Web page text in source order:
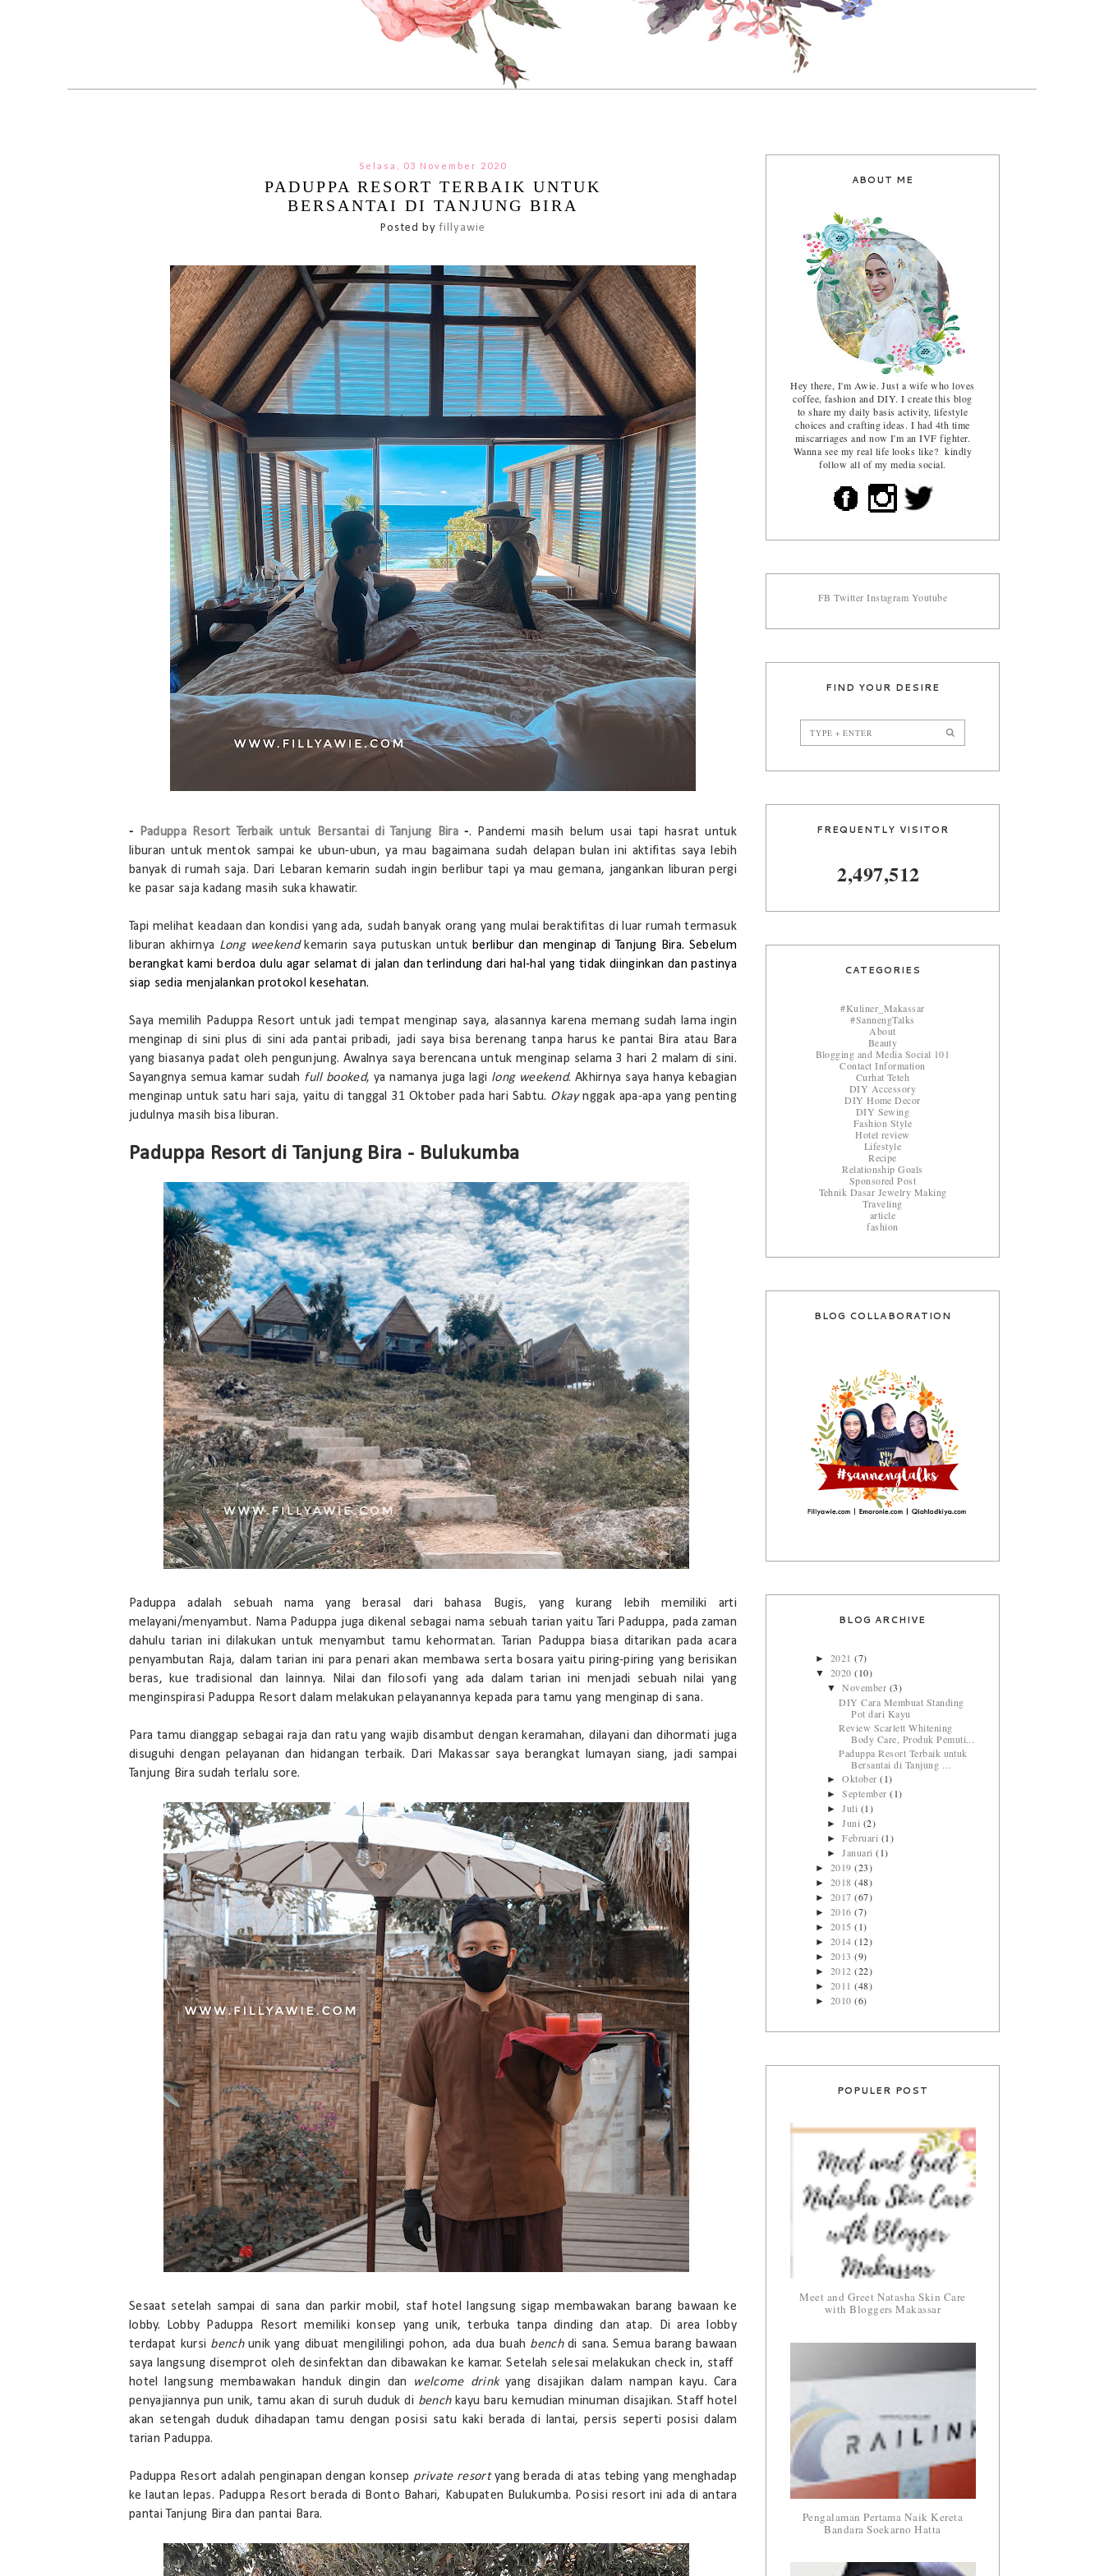
Selasa, 03 November 2020
PADUPPA RESORT TERBAIK UNTUK
BERSANTAI DI TANJUNG BIRA
Posted byfillyawie
- Paduppa Resort Terbaik untuk Bersantai di Tanjung Bira -. Pandemi masih belum usai tapi hasrat untuk
liburan untuk mentok sampai ke ubun-ubun, ya mau bagaimana sudah delapan bulan ini aktifitas saya lebih
banyak di rumah saja. Dari Lebaran kemarin sudah ingin berlibur tapi ya mau gemana, jangankan liburan pergi
ke pasar saja kadang masih suka khawatir.
Tapi melihat keadaan dan kondisi yang ada, sudah banyak orang yang mulai beraktifitas di luar rumah termasuk
liburan akhirnya Long weekendkemarin saya putuskan untukberlibur dan menginap di Tanjung Bira. Sebelum
berangkat kami berdoa dulu agar selamat di jalan dan terlindung dari hal-hal yang tidak diinginkan dan pastinya
siap sedia menjalankan protokol kesehatan.
Saya memilih Paduppa Resort untuk jadi tempat menginap saya, alasannya karena memang sudah lama ingin
menginap di sini plus di sini ada pantai pribadi, jadi saya bisa berenang tanpa harus ke pantai Bira atau Bara
yang biasanya padat oleh pengunjung. Awalnya saya berencana untuk menginap selama 3 hari 2 malam di sini.
Sayangnya semua kamar sudah full booked, ya namanya juga lagi long weekend. Akhirnya saya hanya kebagian
menginap untuk satu hari saja, yaitu di tanggal 31 Oktober pada hari Sabtu. Okaynggak apa-apa yang penting
judulnya masih bisa liburan.
Paduppa Resort di Tanjung Bira - Bulukumba
Paduppa adalah sebuah nama yang berasal dari bahasa Bugis, yang kurang lebih memiliki arti
melayani/menyambut. Nama Paduppa juga dikenal sebagai nama sebuah tarian yaitu Tari Paduppa, pada zaman
dahulu tarian ini dilakukan untuk menyambut tamu kehormatan. Tarian Paduppa biasa ditarikan pada acara
penyambutan Raja, dalam tarian ini para penari akan membawa serta bosara yaitu piring-piring yang berisikan
beras, kue tradisional dan lainnya. Nilai dan filosofi yang ada dalam tarian ini menjadi sebuah nilai yang
menginspirasi Paduppa Resort dalam melakukan pelayanannya kepada para tamu yang menginap di sana.
Para tamu dianggap sebagai raja dan ratu yang wajib disambut dengan keramahan, dilayani dan dihormati juga
disuguhi dengan pelayanan dan hidangan terbaik. Dari Makassar saya berangkat lumayan siang, jadi sampai
Tanjung Bira sudah terlalu sore.
Sesaat setelah sampai di sana dan parkir mobil, staf hotel langsung sigap membawakan barang bawaan ke
lobby. Lobby Paduppa Resort memiliki konsep yang unik, terbuka tanpa dinding dan atap. Di area lobby
terdapat kursi benchunik yang dibuat mengililingi pohon, ada dua buah bench di sana. Semua barang bawaan
saya langsung disemprot oleh desinfektan dan dibawakan ke kamar. Setelah selesai melakukan check in, staff
hotel langsung membawakan handuk dingin dan welcome drinkyang disajikan dalam nampan kayu. Cara
penyajiannya pun unik, tamu akan di suruh duduk di benchkayu baru kemudian minuman disajikan. Staff hotel
akan setengah duduk dihadapan tamu dengan posisi satu kaki berada di lantai, persis seperti posisi dalam
tarian Paduppa.
Paduppa Resort adalah penginapan dengan konsep private resortyang berada di atas tebing yang menghadap
ke lautan lepas. Paduppa Resort berada di Bonto Bahari, Kabupaten Bulukumba. Posisi resort ini ada di antara
pantai Tanjung Bira dan pantai Bara.
ABOUT ME
Hey there, I'm Awie. Just a wife who loves
coffee, fashion and DIY. I create this blog
to share my daily basis activity, lifestyle
choices and crafting ideas. I had 4th time
miscarriages and now I'm an IVF fighter.
Wanna see my real life looks like? kindly
follow all of my media social.
FB Twitter Instagram Youtube
FIND YOUR DESIRE
FREQUENTLY VISITOR
2,497,512
CATEGORIES
#Kuliner_Makassar
#SannengTalks
About
Beauty
Blogging and Media Social 101
Contact Information
Curhat Teteh
DIY Accessory
DIY Home Decor
DIY Sewing
Fashion Style
Hotel review
Lifestyle
Recipe
Relationship Goals
Sponsored Post
Tehnik Dasar Jewelry Making
Traveling
article
fashion
BLOG COLLABORATION
BLOG ARCHIVE
► 2021(7)
▼ 2020(10)
▼November (3)
DIY Cara Membuat Standing
Pot dari Kayu
Review Scarlett Whitening
Body Care, Produk Pemuti...
Paduppa Resort Terbaik untuk
Bersantai di Tanjung ...
►Oktober(1)
►September(1)
►Juli (1)
►Juni (2)
►Februari (1)
►Januari(1)
► 2019(23)
► 2018(48)
► 2017(67)
► 2016(7)
► 2015(1)
► 2014(12)
► 2013(9)
► 2012(22)
► 2011(48)
► 2010(6)
POPULER POST
Meet and Greet Natasha Skin Care
with Bloggers Makassar
Pengalaman Pertama Naik Kereta
Bandara Soekarno Hatta